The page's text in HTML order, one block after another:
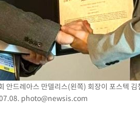
란VC 입단
축구 '5승 2무'
마감
에 마쳐
감
후 첫 40도
교정본부장 기소
안드레아스 만델리스(왼쪽) 회장이 포스텍
photo@newsis.com